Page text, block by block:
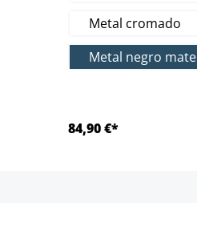
Metal cromado
Metal negro mate
84,90 €*